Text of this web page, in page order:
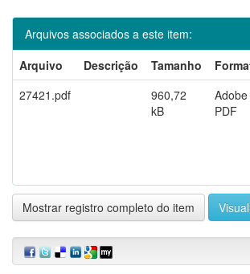
Arquivos associados a este item:
Arquivo
Descrição Tamanho
27421.pdf
960,72
kB
Adobe
PDF
Mostrar registro completo do item